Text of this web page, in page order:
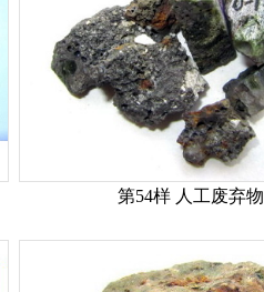
第54样 人工废弃物